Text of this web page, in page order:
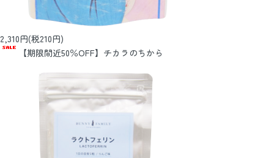
2,310円(税210円)
【期限間近50％OFF】チカラのちから